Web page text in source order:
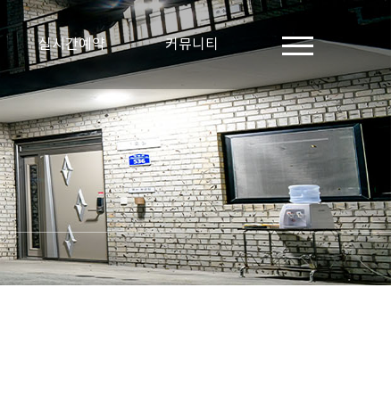
실시간예약 커뮤니티